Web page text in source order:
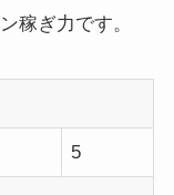
稼ぎ力です。
5